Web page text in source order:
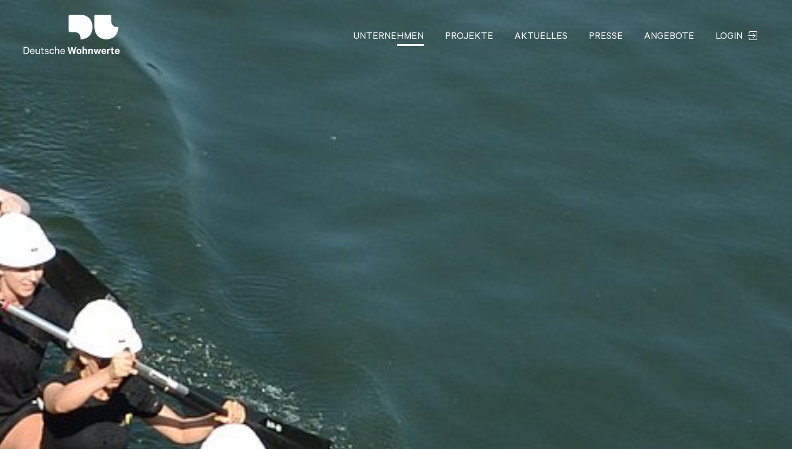
UNTERNEHMEN PROJEKTE AKTUELLES PRESSE ANGEBOTE LOGIN